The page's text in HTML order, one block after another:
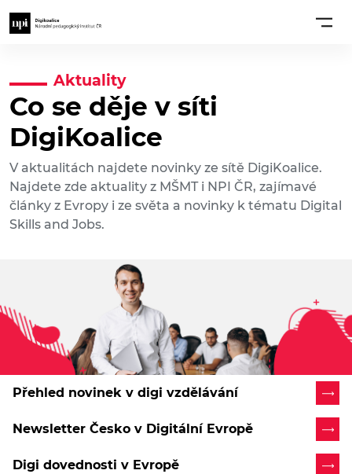
Aktuality
Co se děje v síti
DigiKoalice
V aktualitách najdete novinky ze sítě DigiKoalice.
Najdete zde aktuality z MŠMT i NPI ČR, zajímavé
články z Evropy i ze světa a novinky k tématu Digital
Skills and Jobs.
Přehled novinek v digi vzdělávání
Newsletter Česko v Digitální Evropě
Digi dovednosti v Evropě